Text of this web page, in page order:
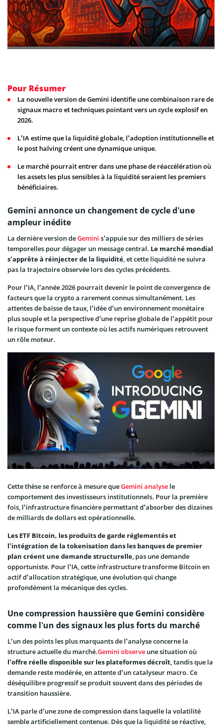
Pour Résumer
La nouvelle version de Gemini identifie une combinaison rare de
signaux macro et techniques pointant vers un cycle explosif en
2026.
L’IA estime que la liquidité globale, l’adoption institutionnelle et
le post halving créent une dynamique unique.
Le marché pourrait entrer dans une phase de réaccélération où
les assets les plus sensibles à la liquidité seraient les premiers
bénéficiaires.
Gemini annonce un changement de cycle d’une
ampleur inédite
La dernière version deGemini s’appuie sur des milliers de séries
temporelles pour dégager un message central. Le marché mondial
s’apprête à réinjecter de la liquidité , et cette liquidité ne suivra
pas la trajectoire observée lors des cycles précédents.
Pour l’IA, l’année 2026 pourrait devenir le point de convergence de
facteurs que la crypto a rarement connus simultanément. Les
attentes de baisse de taux, l’idée d’un environnement monétaire
plus souple et la perspective d’une reprise globale de l’appétit pour
le risque forment un contexte où les actifs numériques retrouvent
un rôle moteur.
Cette thèse se renforce à mesure queGemini analyse le
comportement des investisseurs institutionnels. Pour la première
fois, l’infrastructure financière permettant d’absorber des dizaines
de milliards de dollars est opérationnelle.
Les ETF Bitcoin, les produits de garde réglementés et
l’intégration de la tokenisation dans les banques de premier
plan créent une demande structurelle, pas une demande
opportuniste. Pour l’IA, cette infrastructure transforme Bitcoin en
actif d’allocation stratégique, une évolution qui change
profondément la mécanique des cycles.
Une compression haussière que Gemini considère
comme l’un des signaux les plus forts du marché
L’un des points les plus marquants de l’analyse concerne la
structure actuelle du marché.Gemini observe une situation où
l’offre réelle disponible sur les plateformes décroît, tandis que la
demande reste modérée, en attente d’un catalyseur macro. Ce
déséquilibre progressif se produit souvent dans des périodes de
transition haussière.
L’IA parle d’une zone de compression dans laquelle la volatilité
semble artificiellement contenue. Dès que la liquidité se réactive,